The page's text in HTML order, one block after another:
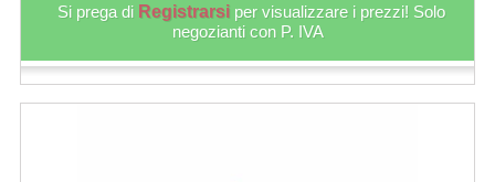
Si prega di Registrarsi per visualizzare i prezzi! Solo
negozianti con P. IVA